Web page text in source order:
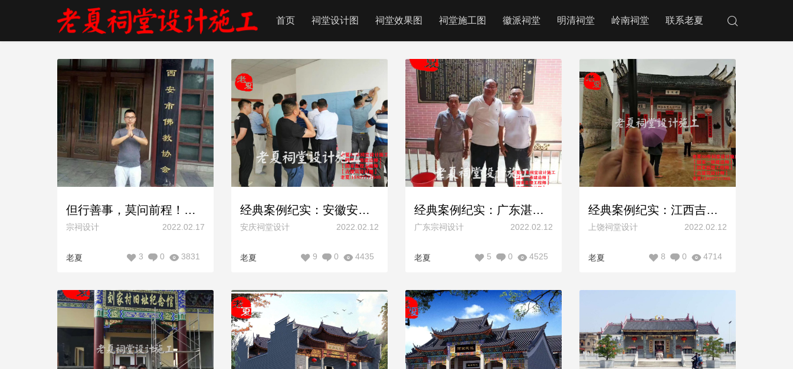
首页 祠堂设计图 祠堂效果图 祠堂施工图 徽派祠堂 明清祠堂 岭南祠堂 联系老夏
但行善事，莫问前程！农村宗祠设计施工图纸，寺院规划设计方案，合影留念！
宗祠设计 2022.02.17
老夏 3831
0
3
经典案例纪实：安徽安庆王氏祠堂设计规划图纸方案，仿明清风格，占地3600平米！
安庆祠堂设计 2022.02.12
老夏 4435
0
9
经典案例纪实：广东湛江谢氏宗祠设计规划效果图方案，岭南客家祠堂样式，占地4800平米！
广东宗祠设计 2022.02.12
老夏 4525
0
5
经典案例纪实：江西吉安刘氏宗祠设计图纸方案（祠堂设计施工图效果图纸），徽派两进布局！
上饶祠堂设计 2022.02.12
老夏 4714
0
8